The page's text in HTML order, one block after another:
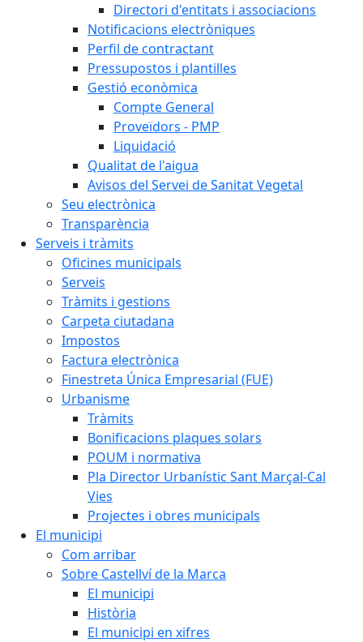
Directori d'entitats i associacions
Notificacions electròniques
Perfil de contractant
Pressupostos i plantilles
Gestió econòmica
Compte General
Proveïdors - PMP
Liquidació
Qualitat de l'aigua
Avisos del Servei de Sanitat Vegetal
Seu electrònica
Transparència
Serveis i tràmits
Oficines municipals
Serveis
Tràmits i gestions
Carpeta ciutadana
Impostos
Factura electrònica
Finestreta Única Empresarial (FUE)
Urbanisme
Tràmits
Bonificacions plaques solars
POUM i normativa
Pla Director Urbanístic Sant Marçal-Cal
Vies
Projectes i obres municipals
El municipi
Com arribar
Sobre Castellví de la Marca
El municipi
Història
El municipi en xifres